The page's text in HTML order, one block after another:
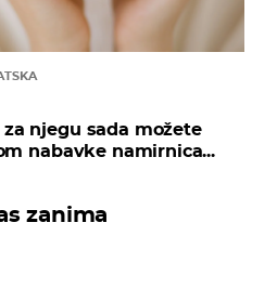
njegu sada možete
nabavke namirnica...
zanima